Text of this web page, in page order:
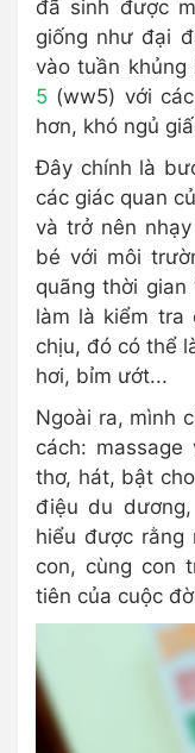
đã sinh được
giống như đại
vào tuần
5 (ww5) với
hơn, khó ngủ
Đây chính là
các giác quan
và trở nên
bé với môi
quãng thời gian
làm là kiểm tra
chịu, đó có thể
hơi, bỉm ướt...
Ngoài ra, mình
cách:
thơ, hát, bật
điệu du
hiểu được rằng
con, cùng con
tiên của cuộc